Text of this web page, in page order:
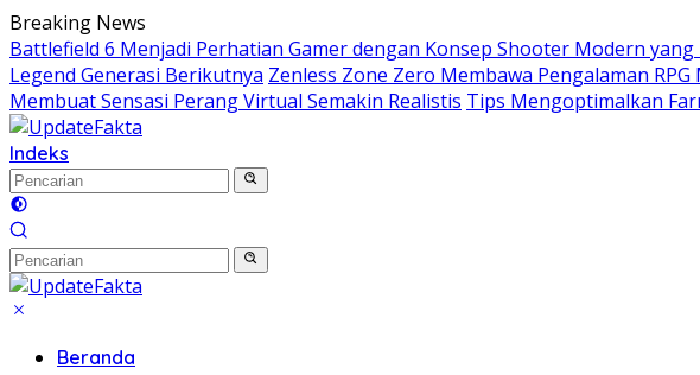
Langsung
ke
konten
Breaking News
Battlefield 6 Menjadi Perhatian Gamer dengan Konsep Shooter Modern yang
Legend Generasi Berikutnya Zenless Zone Zero Membawa Pengalaman
Membuat Sensasi Perang Virtual Semakin Realistis Tips Mengoptimalkan
Indeks
Beranda